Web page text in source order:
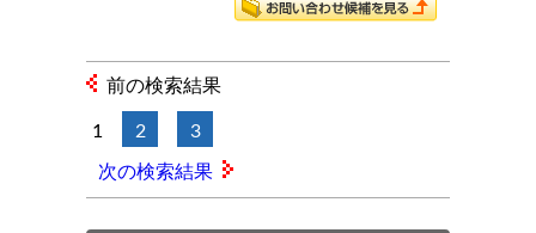
前の検索結果
1 2 3
次の検索結果